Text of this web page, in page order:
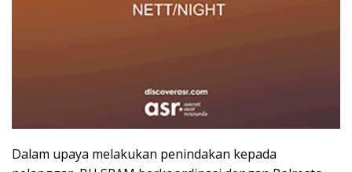
Dalam upaya melakukan penindakan kepada